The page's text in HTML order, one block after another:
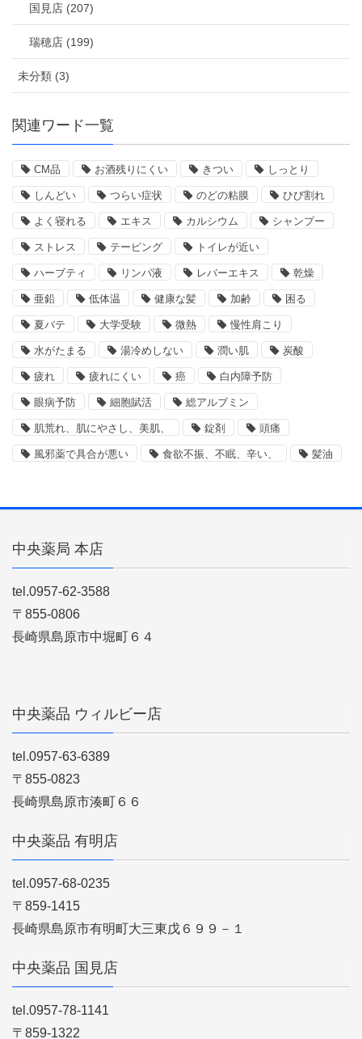
国見店 (207)
瑞穂店 (199)
未分類 (3)
関連ワード一覧
CM品 お酒残りにくい きつい しっとり
しんどい つらい症状 のどの粘膜 ひび割れ
よく寝れる エキス カルシウム シャンプー
ストレス テーピング トイレが近い
ハーブティ リンパ液 レバーエキス 乾燥
亜鉛 低体温 健康な髪 加齢 困る
夏バテ 大学受験 微熱 慢性肩こり
水がたまる 湯冷めしない 潤い肌 炭酸
疲れ 疲れにくい 癌 白内障予防
眼病予防 細胞賦活 総アルブミン
肌荒れ、肌にやさし、美肌、 錠剤 頭痛
風邪薬で具合が悪い 食欲不振、不眠、辛い、 髪油
中央薬局 本店
tel.0957-62-3588
〒855-0806
長崎県島原市中堀町６４
中央薬品 ウィルビー店
tel.0957-63-6389
〒855-0823
長崎県島原市湊町６６
中央薬品 有明店
tel.0957-68-0235
〒859-1415
長崎県島原市有明町大三東戊６９９－１
中央薬品 国見店
tel.0957-78-1141
〒859-1322